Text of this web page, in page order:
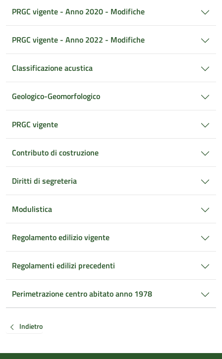
PRGC vigente - Anno 2020 - Modifiche
PRGC vigente - Anno 2022 - Modifiche
Classificazione acustica
Geologico-Geomorfologico
PRGC vigente
Contributo di costruzione
Diritti di segreteria
Modulistica
Regolamento edilizio vigente
Regolamenti edilizi precedenti
Perimetrazione centro abitato anno 1978
Indietro